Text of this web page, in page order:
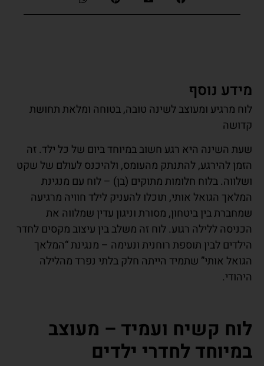
מידע נוסף
לוח מרגיע ומעוצב לשינה טובה, בטוחה ומלאת תחושת
קדושה
שעת השינה היא רגע חשוב במיוחד ביום של כל ילד. זה
הזמן להירגע, להתנתק מהעומס, ולהיכנס לעולם של שקט
ושלווה. בלוח חלומות מתוקים (בן) – לוח עם מנגינת
המלאך הגואל אותי, תוכלו להעניק לילד חוויה מרגיעה
שמחברת בין ביטחון, מסורת וניגון עדין שמלווה את
הכניסה ללילה רגוע. לוח זה משלב בין עיצוב מקסים לחדר
הילדים לבין תוספת רוחנית ונעימה – מנגינת “המלאך
הגואל אותי” שתמיד הייתה חלק בלתי נפרד מהלילה
היהודי.
לוח קשיח ועמיד – מעוצב
במיוחד לחדרי ילדים